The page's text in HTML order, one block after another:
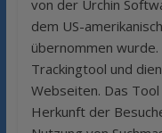
von der Urchin
dem US-
übernommen
Trackingtool und
Webseiten. Das
Herkunft der